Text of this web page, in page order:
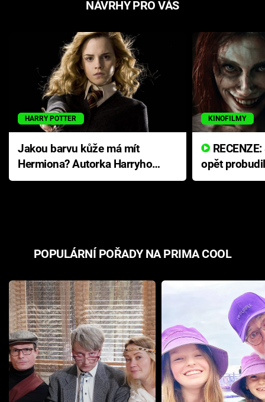
NÁVRHY PRO VÁS
HARRY POTTER
Jakou barvu kůže má mít
Hermiona? Autorka Harryho
Pottera přišla s ráznou
KINOFILMY
opět
přichází s
POPULÁRNÍ POŘADY NA PRIMA COOL